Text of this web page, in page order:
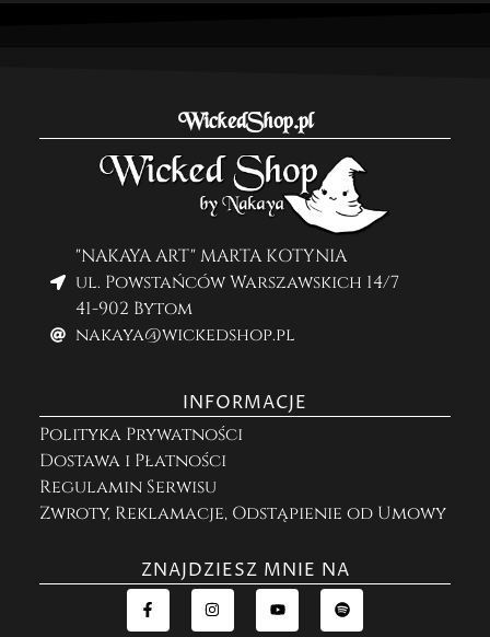
WickedShop.pl
"NAKAYA ART" MARTA KOTYNIA
ul. Powstańców Warszawskich 14/7
41-902 Bytom
nakaya@wickedshop.pl
INFORMACJE
Polityka Prywatności
Dostawa i Płatności
Regulamin Serwisu
Zwroty, Reklamacje, Odstąpienie od Umowy
ZNAJDZIESZ MNIE NA